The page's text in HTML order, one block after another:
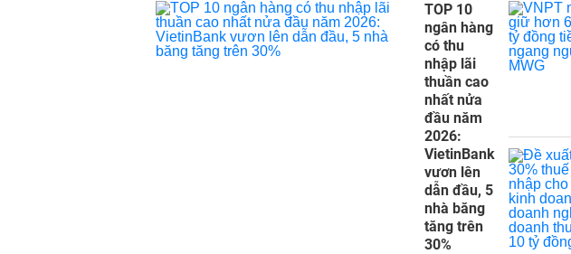
TOP 10
ngân hàng
có thu
nhập lãi
thuần cao
nhất nửa
đầu năm
2026:
VietinBank
vươn lên
dẫn đầu, 5
nhà băng
tăng trên
30%